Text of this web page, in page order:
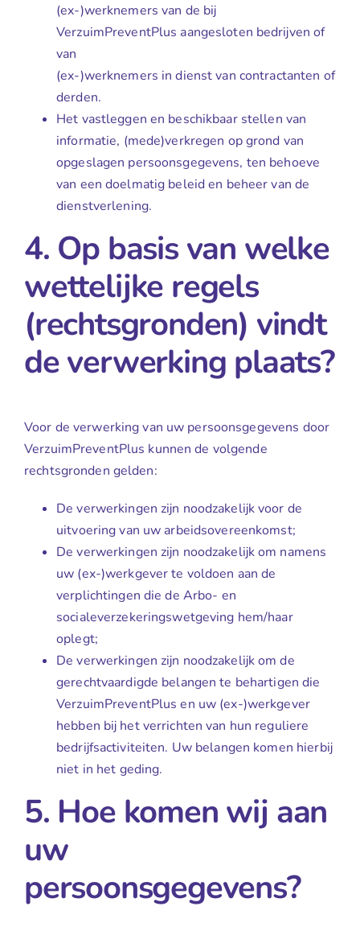
(ex-)werknemers van de bij
VerzuimPreventPlus aangesloten bedrijven of
van
(ex-)werknemers in dienst van contractanten of
derden.
Het vastleggen en beschikbaar stellen van
informatie, (mede)verkregen op grond van
opgeslagen persoonsgegevens, ten behoeve
van een doelmatig beleid en beheer van de
dienstverlening.
4. Op basis van welke
wettelijke regels
(rechtsgronden) vindt
de verwerking plaats?
Voor de verwerking van uw persoonsgegevens door
VerzuimPreventPlus kunnen de volgende
rechtsgronden gelden:
De verwerkingen zijn noodzakelijk voor de
uitvoering van uw arbeidsovereenkomst;
De verwerkingen zijn noodzakelijk om namens
uw (ex-)werkgever te voldoen aan de
verplichtingen die de Arbo- en
socialeverzekeringswetgeving hem/haar
oplegt;
De verwerkingen zijn noodzakelijk om de
gerechtvaardigde belangen te behartigen die
VerzuimPreventPlus en uw (ex-)werkgever
hebben bij het verrichten van hun reguliere
bedrijfsactiviteiten. Uw belangen komen hierbij
niet in het geding.
5. Hoe komen wij aan
uw
persoonsgegevens?